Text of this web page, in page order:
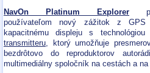
NavOn Platinum Explorer
používateľom nový zážitok z
kapacitnému displeju s technológiou
transmitteru, ktorý umožňuje
bezdrôtovo do reproduktorov
multimediálny spoločník na cestách a